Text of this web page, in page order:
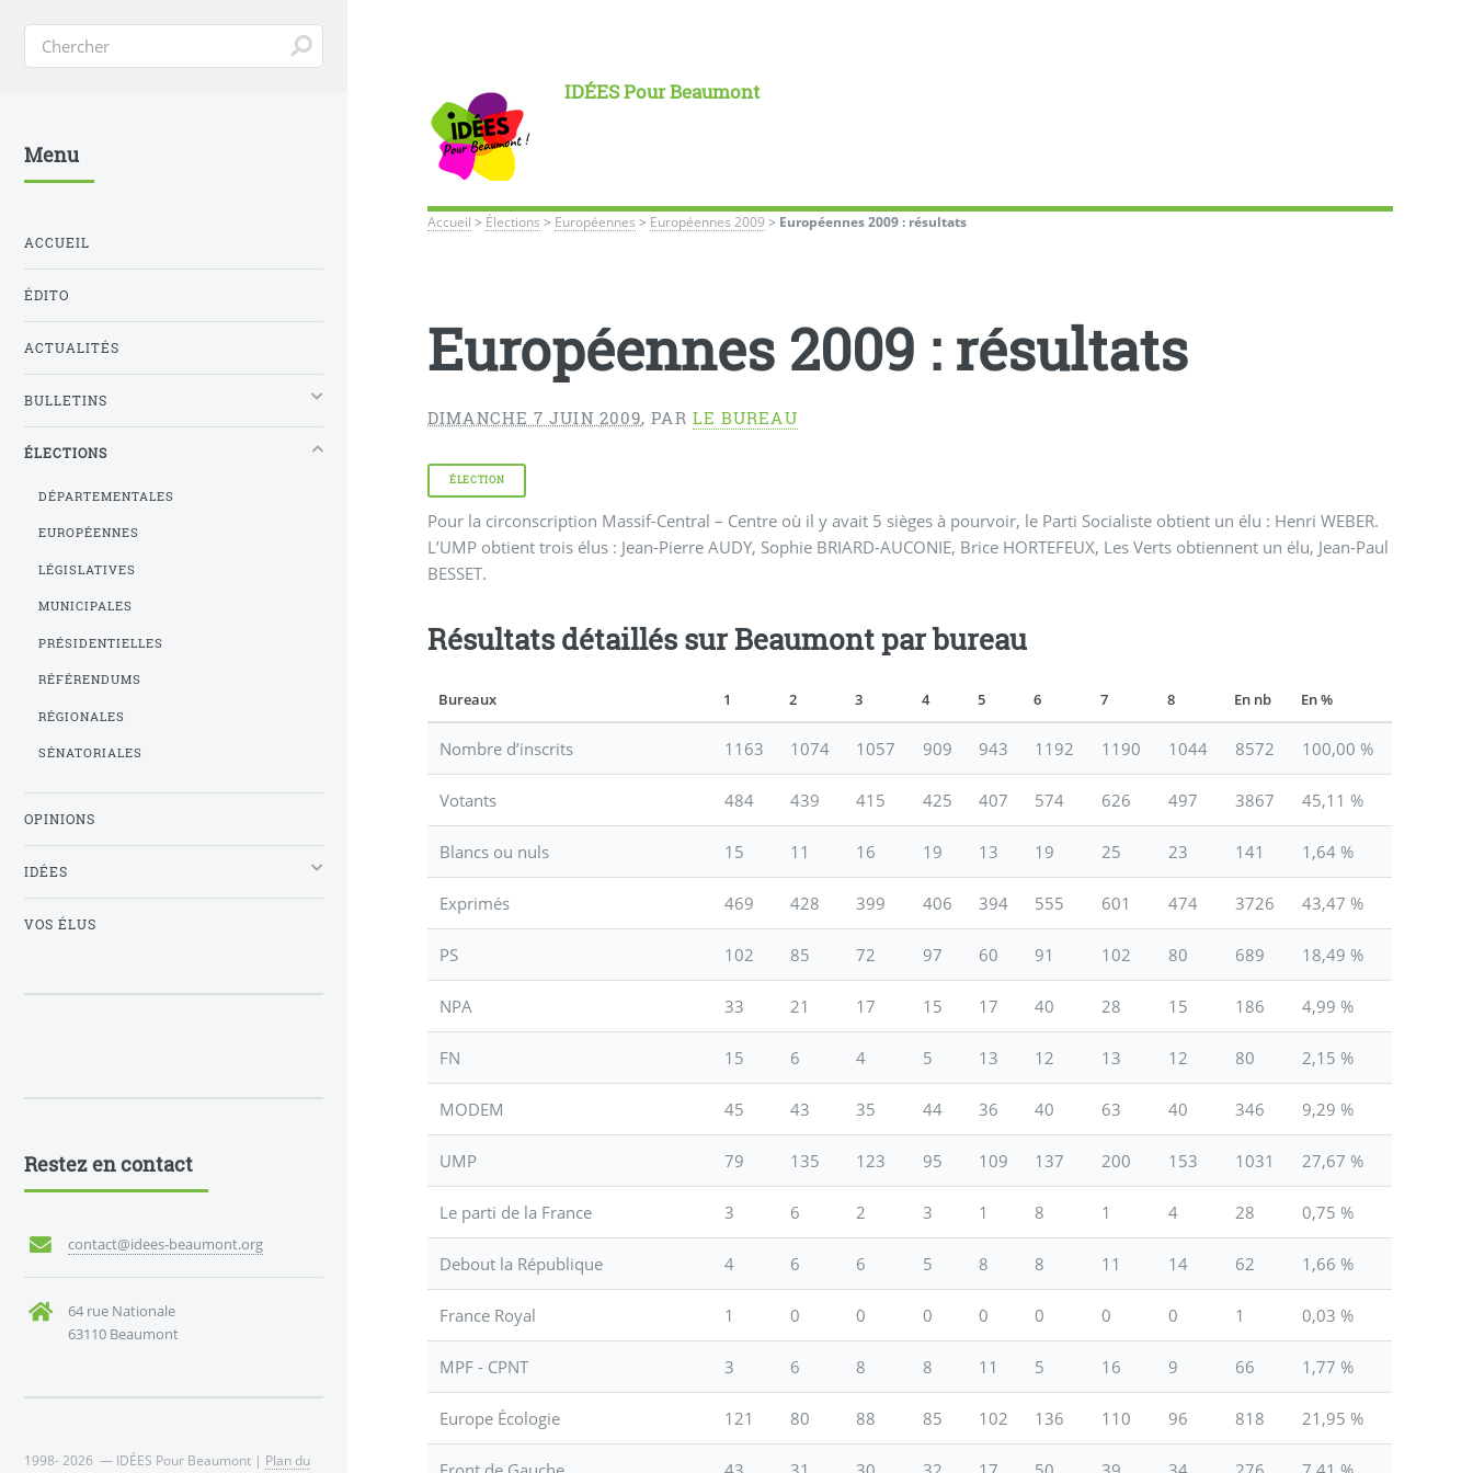
IDÉES Pour Beaumont
Accueil > Élections > Européennes > Européennes 2009 > Européennes 2009 : résultats
Européennes 2009 : résultats
DIMANCHE 7 JUIN 2009,PAR LE BUREAU
ÉLECTION
Pour la circonscription Massif-Central – Centre où il y avait 5 sièges à pourvoir, le Parti Socialiste obtient un élu : Henri WEBER.
L’UMP obtient trois élus : Jean-Pierre AUDY, Sophie BRIARD-AUCONIE, Brice HORTEFEUX, Les Verts obtiennent un élu, Jean-Paul
BESSET.
Résultats détaillés sur Beaumont par bureau
Bureaux 1 2 3 4 5 6 7 8 En nb En %
Nombre d’inscrits 1163 1074 1057 909 943 1192 1190 1044 8572 100,00 %
Votants 484 439 415 425 407 574 626 497 3867 45,11 %
Blancs ou nuls 15 11 16 19 13 19 25 23 141 1,64 %
Exprimés 469 428 399 406 394 555 601 474 3726 43,47 %
PS 102 85 72 97 60 91 102 80 689 18,49 %
NPA 33 21 17 15 17 40 28 15 186 4,99 %
FN 15 6 4 5 13 12 13 12 80 2,15 %
MODEM 45 43 35 44 36 40 63 40 346 9,29 %
UMP 79 135 123 95 109 137 200 153 1031 27,67 %
Le parti de la France 3 6 2 3 1 8 1 4 28 0,75 %
Debout la République 4 6 6 5 8 8 11 14 62 1,66 %
France Royal 1 0 0 0 0 0 0 0 1 0,03 %
MPF - CPNT 3 6 8 8 11 5 16 9 66 1,77 %
Europe Écologie 121 80 88 85 102 136 110 96 818 21,95 %
Menu
ACCUEIL
ÉDITO
ACTUALITÉS
BULLETINS
ÉLECTIONS
DÉPARTEMENTALES
EUROPÉENNES
LÉGISLATIVES
MUNICIPALES
PRÉSIDENTIELLES
RÉFÉRENDUMS
RÉGIONALES
SÉNATORIALES
OPINIONS
IDÉES
VOS ÉLUS
Restez en contact
contact@idees-beaumont.org
64 rue Nationale
63110 Beaumont
1998- 2026 — IDÉES Pour Beaumont | Plan du